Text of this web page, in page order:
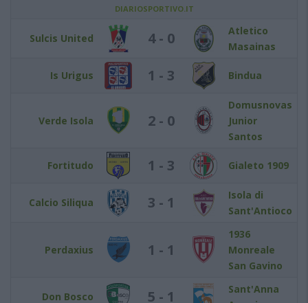
DIARIOSPORTIVO.IT
Sulcis United 4 - 0
Atletico
Masainas
Is Urigus 1 - 3 Bindua
Verde Isola 2 - 0
Domusnovas
Junior
Santos
Fortitudo 1 - 3 Gialeto 1909
Calcio Siliqua 3 - 1
Isola di
Sant'Antioco
Perdaxius 1 - 1
1936
Monreale
San Gavino
Don Bosco 5 - 1
Sant'Anna